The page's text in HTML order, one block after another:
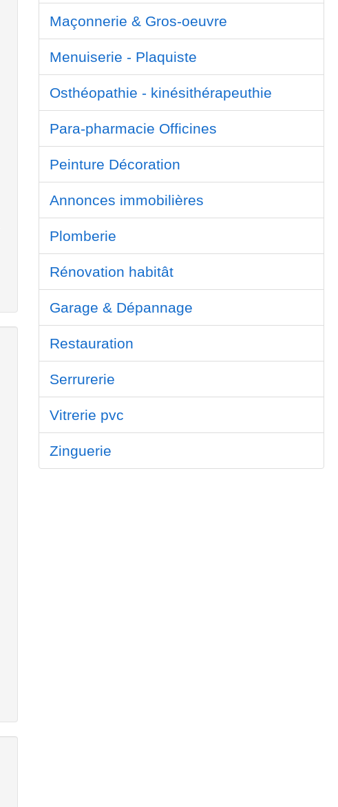
Maçonnerie & Gros-oeuvre
Menuiserie - Plaquiste
Osthéopathie - kinésithérapeuthie
Para-pharmacie Officines
Peinture Décoration
Annonces immobilières
Plomberie
Rénovation habitât
Garage & Dépannage
Restauration
Serrurerie
Vitrerie pvc
Zinguerie